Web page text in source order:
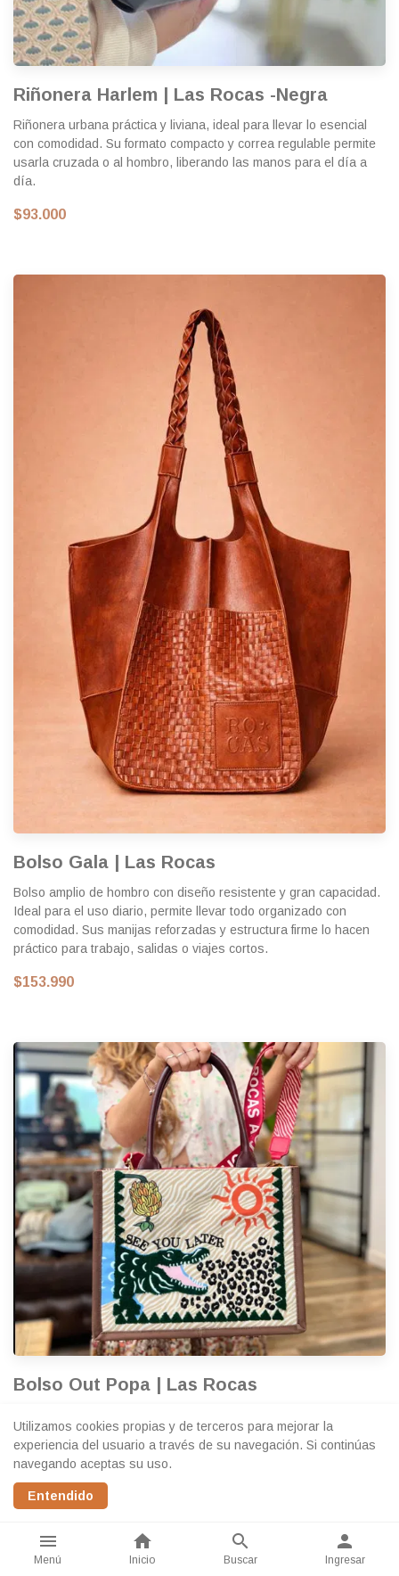
menu
Menú
home
Inicio
search
Buscar
person
Ingresar
Riñonera Harlem | Las Rocas -Negra
Riñonera urbana práctica y liviana, ideal para llevar lo esencial
con comodidad. Su formato compacto y correa regulable permite
usarla cruzada o al hombro, liberando las manos para el día a
día.
$93.000
Bolso Gala | Las Rocas
Bolso amplio de hombro con diseño resistente y gran capacidad.
Ideal para el uso diario, permite llevar todo organizado con
comodidad. Sus manijas reforzadas y estructura firme lo hacen
práctico para trabajo, salidas o viajes cortos.
$153.990
Bolso Out Popa | Las Rocas
ideal para el uso diario. Permite llevar todo organizado con
comodidad, sumando correa regulable y cierre superior. Práctico,
resistente y con un estilo que se destaca.
$120.000
Utilizamos cookies propias y de terceros para mejorar la
experiencia del usuario a través de su navegación. Si continúas
navegando aceptas su uso.
Entendido